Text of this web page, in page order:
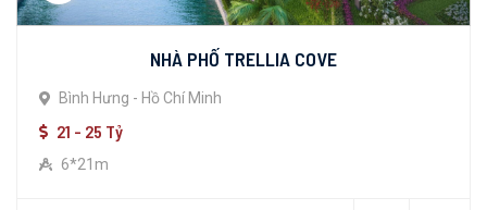
NHÀ PHỐ TRELLIA COVE
Bình Hưng - Hồ Chí Minh
21 - 25 Tỷ
6*21m